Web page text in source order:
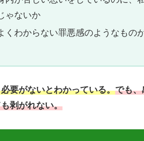
ゃないか
くわからない罪悪感のようなもの
要がないとわかっている。でも、
剥がれない。